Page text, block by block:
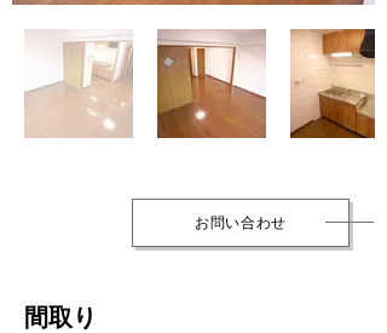
お問い合わせ
間取り